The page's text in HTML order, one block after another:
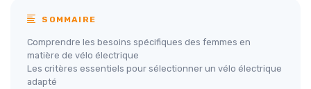
SOMMAIRE
Comprendre les besoins spécifiques des femmes en
matière de vélo électrique
Les critères essentiels pour sélectionner un vélo électrique
adapté